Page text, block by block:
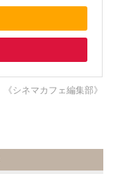
《シネマカフェ編集部》